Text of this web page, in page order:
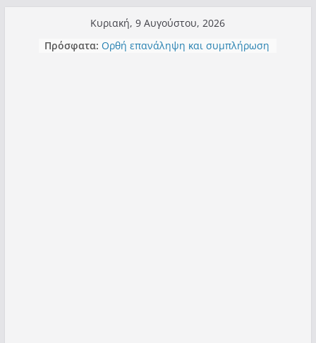
περιεχόμενο
Κυριακή, 9 Αυγούστου, 2026
Πρόσφατα: Ορθή επανάληψη και συμπλήρωση